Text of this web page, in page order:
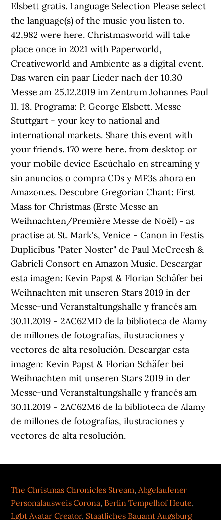
Elsbett gratis. Language Selection Please select
the language(s) of the music you listen to.
42,982 were here. Christmasworld will take
place once in 2021 with Paperworld,
Creativeworld and Ambiente as a digital event.
Das waren ein paar Lieder nach der 10.30
Messe am 25.12.2019 im Zentrum Johannes Paul
II. 18. Programa: P. George Elsbett. Messe
Stuttgart - your key to national and
international markets. Share this event with
your friends. 170 were here. from desktop or
your mobile device Escúchalo en streaming y
sin anuncios o compra CDs y MP3s ahora en
Amazon.es. Descubre Gregorian Chant: First
Mass for Christmas (Erste Messe an
Weihnachten/Première Messe de Noël) - as
practise at St. Mark's, Venice - Canon in Festis
Duplicibus "Pater Noster" de Paul McCreesh &
Gabrieli Consort en Amazon Music. Descargar
esta imagen: Kevin Papst & Florian Schäfer bei
Weihnachten mit unseren Stars 2019 in der
Messe-und Veranstaltungshalle y francés am
30.11.2019 - 2AC62MD de la biblioteca de Alamy
de millones de fotografías, ilustraciones y
vectores de alta resolución. Descargar esta
imagen: Kevin Papst & Florian Schäfer bei
Weihnachten mit unseren Stars 2019 in der
Messe-und Veranstaltungshalle y francés am
30.11.2019 - 2AC62M6 de la biblioteca de Alamy
de millones de fotografías, ilustraciones y
vectores de alta resolución.
The Christmas Chronicles Stream,Abgelaufener
Personalausweis Corona, Berlin Tempelhof Heute,
Lgbt Avatar Creator, Staatliches Bauamt Augsburg